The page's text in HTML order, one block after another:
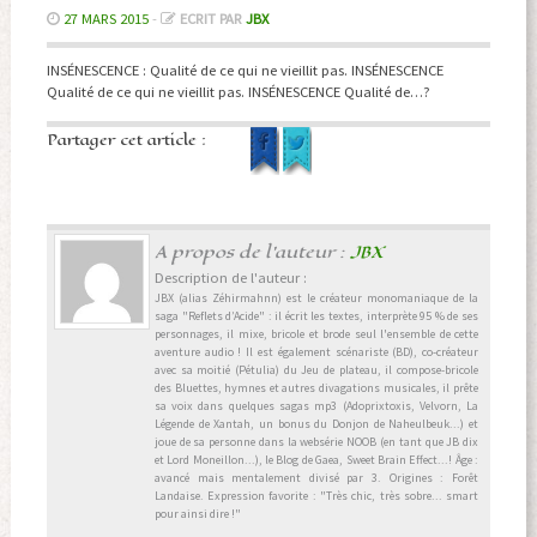
27 MARS 2015- ECRIT PAR JBX
INSÉNESCENCE : Qualité de ce qui ne vieillit pas. INSÉNESCENCE
Qualité de ce qui ne vieillit pas. INSÉNESCENCE Qualité de…?
Partager cet article :
A propos de l'auteur :JBX
Description de l'auteur :
JBX (alias Zéhirmahnn) est le créateur monomaniaque de la
saga "Reflets d’Acide" : il écrit les textes, interprète 95 % de ses
personnages, il mixe, bricole et brode seul l'ensemble de cette
aventure audio ! Il est également scénariste (BD), co-créateur
avec sa moitié (Pétulia) du Jeu de plateau, il compose-bricole
des Bluettes, hymnes et autres divagations musicales, il prête
sa voix dans quelques sagas mp3 (Adoprixtoxis, Velvorn, La
Légende de Xantah, un bonus du Donjon de Naheulbeuk...) et
joue de sa personne dans la websérie NOOB (en tant que JB dix
et Lord Moneillon...), le Blog de Gaea, Sweet Brain Effect...! Âge :
avancé mais mentalement divisé par 3. Origines : Forêt
Landaise. Expression favorite : "Très chic, très sobre... smart
pour ainsi dire !"